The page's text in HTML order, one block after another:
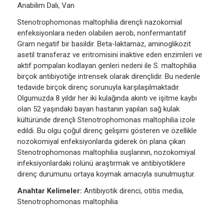
Anabilim Dalı, Van
Stenotrophomonas maltophilia dirençli nazokomial
enfeksiyonlara neden olabilen aerob, nonfermantatif
Gram negatif bir basildir. Beta-laktamaz, aminoglikozit
asetil transferaz ve eritromisini inaktive eden enzimleri ve
aktif pompaları kodlayan genleri nedeni ile S. maltophilia
birçok antibiyotiğe intrensek olarak dirençlidir. Bu nedenle
tedavide birçok direnç sorunuyla karşılaşılmaktadır.
Olgumuzda 8 yıldır her iki kulağında akıntı ve işitme kaybı
olan 52 yaşındaki bayan hastanın yapılan sağ kulak
kültüründe dirençli Stenotrophomonas maltophilia izole
edildi. Bu olgu çoğul direnç gelişimi gösteren ve özellikle
nozokomiyal enfeksiyonlarda giderek ön plana çıkan
Stenotrophomonas maltophilia suşlarının, nozokomiyal
infeksiyonlardaki rolünü araştırmak ve antibiyotiklere
direnç durumunu ortaya koymak amacıyla sunulmuştur.
Anahtar Kelimeler: Antibiyotik direnci, otitis media,
Stenotrophomonas maltophilia